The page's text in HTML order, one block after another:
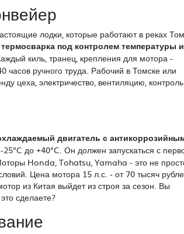
лодки, которые работают в реках
термосварка под контролем температуры и
киль, транец, крепления для мотора -
часов ручного труда. Рабочий в Томске или
цеха, электричество, вентиляцию, контроль
двигатель с
до +40°C. Он должен запускаться с
Honda, Tohatsu, Yamaha - это не
Цена мотора 15 л.с. - от 70 тысяч
из Китая выйдет из строя за сезон. Вы
сделаете?